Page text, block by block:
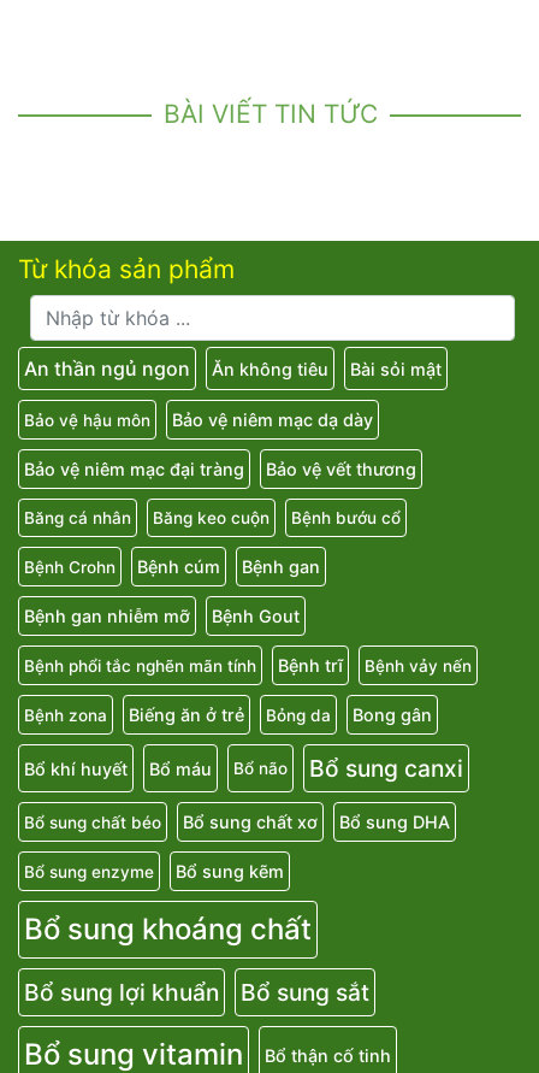
BÀI VIẾT TIN TỨC
Từ khóa sản phẩm
An thần ngủ ngon Ăn không tiêu Bài sỏi mật
Bảo vệ hậu môn Bảo vệ niêm mạc dạ dày
Bảo vệ niêm mạc đại tràng Bảo vệ vết thương
Băng cá nhân Băng keo cuộn Bệnh bướu cổ
Bệnh Crohn Bệnh cúm Bệnh gan
Bệnh gan nhiễm mỡ Bệnh Gout
Bệnh phổi tắc nghẽn mãn tính Bệnh trĩ Bệnh vảy nến
Bệnh zona Biếng ăn ở trẻ Bỏng da Bong gân
Bổ khí huyết Bổ máu Bổ não Bổ sung canxi
Bổ sung chất béo Bổ sung chất xơ Bổ sung DHA
Bổ sung enzyme Bổ sung kẽm
Bổ sung khoáng chất
Bổ sung lợi khuẩn Bổ sung sắt
Bổ sung vitamin Bổ thận cố tinh